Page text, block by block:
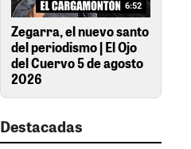
6:52
Zegarra, el nuevo santo
del periodismo | El Ojo
del Cuervo 5 de agosto
2026
Destacadas